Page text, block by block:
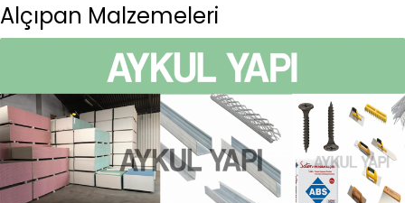
Alçıpan Malzemeleri